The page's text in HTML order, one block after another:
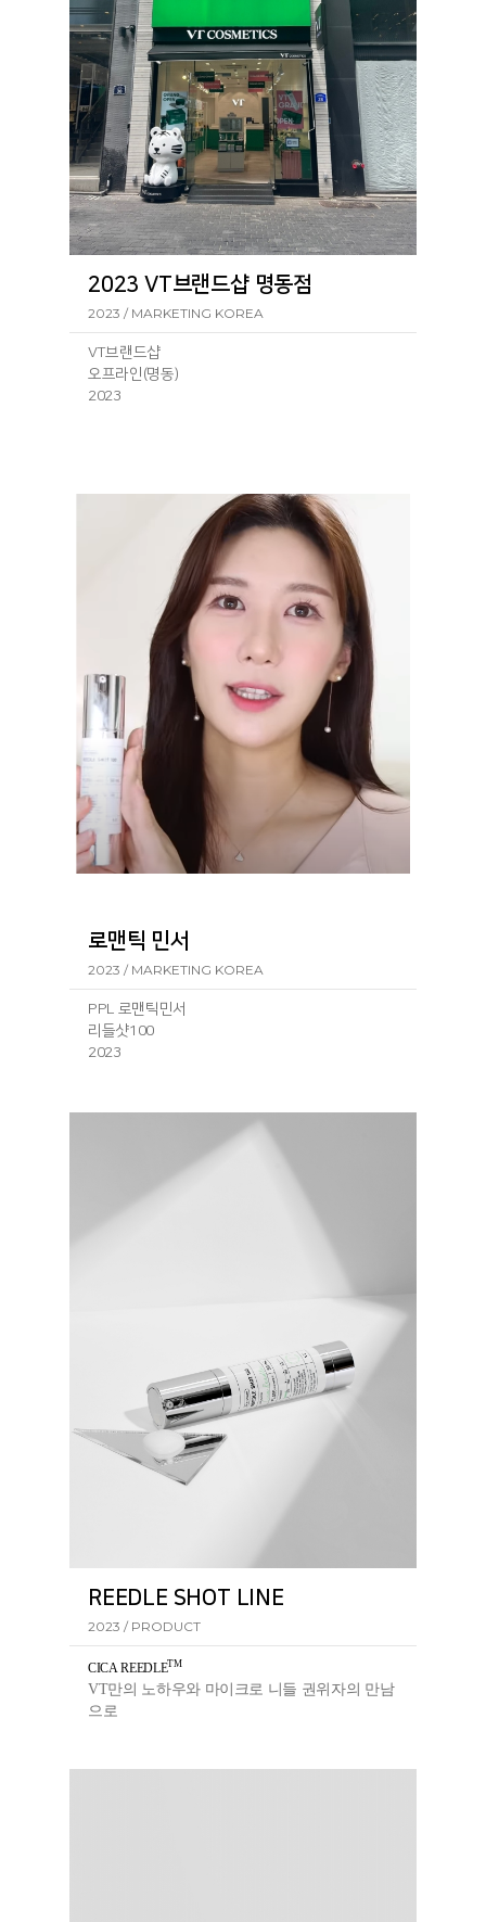
서울 중구 장충단로 257-1 VT코스메틱 동대문
점257-1
ㆍVT코스메틱 월드점
서울 중구 명동4길 40 VT코스메틱 월드점40
ㆍVT코스메틱 명동5호점
서울 중구 남대문로 66-1 1층 1호 VT코스메틱
명동5호점66-1
2023 VT브랜드샵 명동점
2023 / MARKETING KOREA
VT브랜드샵
오프라인(명동)
2023
로맨틱 민서
2023 / MARKETING KOREA
PPL 로맨틱민서
리들샷100
2023
REEDLE SHOT LINE
2023 / PRODUCT
CICA REEDLETM
VT만의 노하우와 마이크로 니들 권위자의 만남
으로